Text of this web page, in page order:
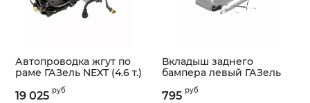
Автопроводка жгут по
раме ГАЗель NEXT (4.6 т.)
(ООО "Арзамасское ПО
Автопровод" ГАЗ
19 025 руб
Вкладыш заднего
бампера левый ГАЗель
NEXT ЦМФ (КНАУФ
ПЕНОПЛАСТ, Колпино
795 руб